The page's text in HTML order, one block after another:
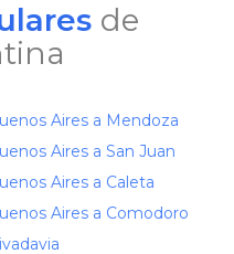
de
Aires a Mendoza
Aires a San Juan
Aires a Caleta
Aires a Comodoro